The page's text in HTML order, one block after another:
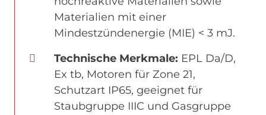
Materialien mit einer
Mindestzündenergie (MIE) < 3 mJ.
Technische Merkmale: EPL Da/D,
Ex tb, Motoren für Zone 21,
Schutzart IP65, geeignet für
Staubgruppe IIIC und Gasgruppe